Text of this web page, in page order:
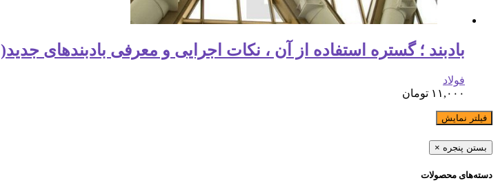
بادبند ؛ گستره استفاده از آن ، نکات اجرایی و معرفی بادبندهای جدید( 153 اسلاید )
فولاد
۱۱,۰۰۰ تومان
فیلتر نمایش
بستن پنجره ×
دسته‌های محصولات